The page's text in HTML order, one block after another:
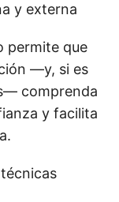
y externa
permite que
—y, si es
comprenda
y facilita